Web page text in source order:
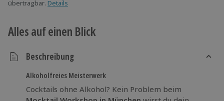
übertragbar. Details
Alles auf einen Blick
Beschreibung
Alkoholfreies Meisterwerk
Cocktails ohne Alkohol? Kein Problem beim